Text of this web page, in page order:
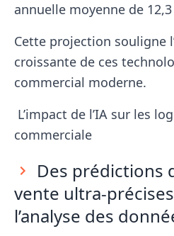
annuelle moyenne de 12,3
Cette projection souligne
croissante de ces
commercial moderne.
L’impact de l’IA sur les
commerciale
Des prédictions
vente ultra-
l’analyse des